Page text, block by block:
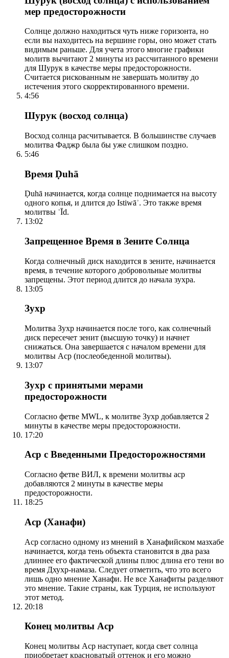
мер предосторожности
Солнце должно находиться чуть ниже горизонта, но
если вы находитесь на вершине горы, оно может стать
видимым раньше. Для учета этого многие графики
молитв вычитают 2 минуты из рассчитанного времени
для Шурук в качестве меры предосторожности.
Считается рискованным не завершать молитву до
истечения этого скорректированного времени.
4:56
Шурук (восход солнца)
Восход солнца расчитывается. В большинстве случаев
молитва Фаджр была бы уже слишком поздно.
5:46
Время Ḍuhā
Ḍuhā начинается, когда солнце поднимается на высоту
одного копья, и длится до Istiwāʾ. Это также время
молитвы ʿĪd.
13:02
Запрещенное Время в Зените Солнца
Когда солнечный диск находится в зените, начинается
время, в течение которого добровольные молитвы
запрещены. Этот период длится до начала зухра.
13:05
Зухр
Молитва Зухр начинается после того, как солнечный
диск пересечет зенит (высшую точку) и начнет
снижаться. Она завершается с началом времени для
молитвы Аср (послеобеденной молитвы).
13:07
Зухр с принятыми мерами
предосторожности
Согласно фетве MWL, к молитве Зухр добавляется 2
минуты в качестве меры предосторожности.
17:20
Аср с Введенными Предосторожностями
Согласно фетве ВИЛ, к времени молитвы аср
добавляются 2 минуты в качестве меры
предосторожности.
18:25
Аср (Ханафи)
Аср согласно одному из мнений в Ханафийском мазхабе
начинается, когда тень объекта становится в два раза
длиннее его фактической длины плюс длина его тени во
время Дхухр-намаза. Следует отметить, что это всего
лишь одно мнение Ханафи. Не все Ханафиты разделяют
это мнение. Такие страны, как Турция, не используют
этот метод.
20:18
Конец молитвы Аср
Конец молитвы Аср наступает, когда свет солнца
приобретает красноватый оттенок и его можно